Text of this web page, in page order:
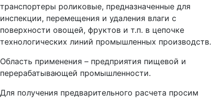
транспортеры роликовые, предназначенные для
инспекции, перемещения и удаления влаги с
поверхности овощей, фруктов и т.п. в цепочке
технологических линий промышленных производств.
Область применения – предприятия пищевой и
перерабатывающей промышленности.
Для получения предварительного расчета просим